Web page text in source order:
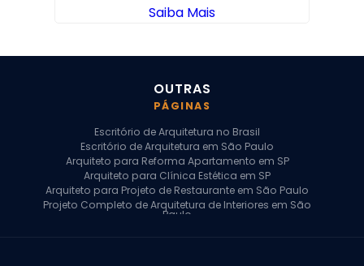
Saiba Mais
OUTRAS
PÁGINAS
Escritório de Arquitetura no Brasil
Escritório de Arquitetura em São Paulo
Arquiteto para Reforma Apartamento em SP
Arquiteto para Clínica Estética em SP
Arquiteto para Projeto de Restaurante em São Paulo
Projeto Completo de Arquitetura de Interiores em São
Paulo